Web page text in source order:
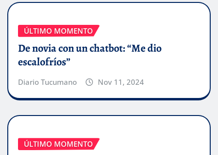
ÚLTIMO MOMENTO
De novia con un chatbot: “Me dio
escalofríos”
Diario Tucumano Nov 11, 2024
ÚLTIMO MOMENTO